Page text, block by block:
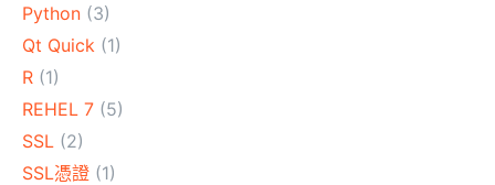
Python (3)
Qt Quick (1)
R (1)
REHEL 7 (5)
SSL (2)
SSL憑證 (1)